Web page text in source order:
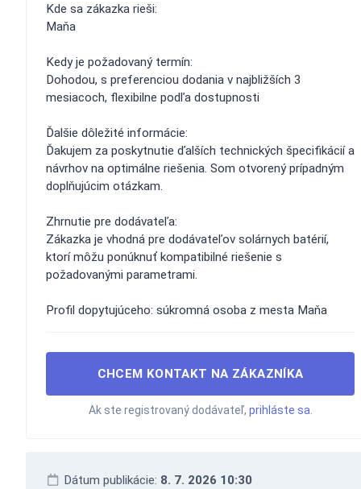
Kde sa zákazka rieši:
Maňa
Kedy je požadovaný termín:
Dohodou, s preferenciou dodania v najbližších 3
mesiacoch, flexibilne podľa dostupnosti
Ďalšie dôležité informácie:
Ďakujem za poskytnutie ďalších technických špecifikácií a
návrhov na optimálne riešenia. Som otvorený prípadným
doplňujúcim otázkam.
Zhrnutie pre dodávateľa:
Zákazka je vhodná pre dodávateľov solárnych batérií,
ktorí môžu ponúknuť kompatibilné riešenie s
požadovanými parametrami.
Profil dopytujúceho: súkromná osoba z mesta Maňa
CHCEM KONTAKT NA ZÁKAZNÍKA
Ak ste registrovaný dodávateľ, prihláste sa
Dátum publikácie: 8. 7. 2026 10:30